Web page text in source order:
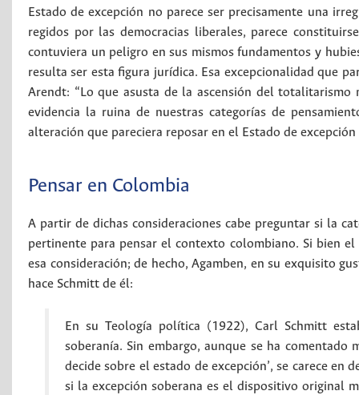
Estado de excepción no parece ser precisamente una
regidos por las democracias liberales, parece
contuviera un peligro en sus mismos fundamentos y
resulta ser esta figura jurídica. Esa excepcionalidad que
Arendt: “Lo que asusta de la ascensión del
evidencia la ruina de nuestras categorías de
alteración que pareciera reposar en el Estado de
Pensar en Colombia
A partir de dichas consideraciones cabe preguntar si la
pertinente para pensar el contexto colombiano. Si bien
esa consideración; de hecho, Agamben, en su exquisito
hace Schmitt de él:
En su Teología política (1922), Carl Schmitt
soberanía. Sin embargo, aunque se ha comentado
decide sobre el estado de excepción’, se carece
si la excepción soberana es el dispositivo original